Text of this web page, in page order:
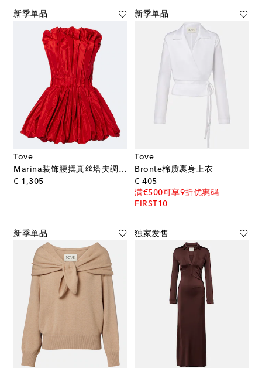
新季单品
Tove
Marina装饰腰摆真丝塔夫绸迷上衣
€ 1,305original price
新季单品
Tove
Bronte棉质裹身上衣
€ 405original price
满€500可享9折优惠码
FIRST10
新季单品 独家发售